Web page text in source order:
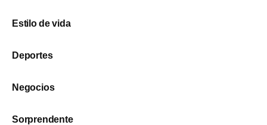
Estilo de vida
Deportes
Negocios
Sorprendente